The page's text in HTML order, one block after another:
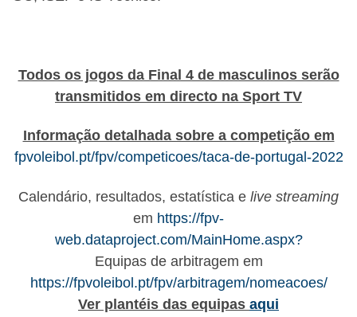
Todos os jogos da Final 4 de masculinos serão
transmitidos em directo na Sport TV
Informação detalhada sobre a competição em
fpvoleibol.pt/fpv/competicoes/taca-de-portugal-2022
Calendário, resultados, estatística e live streaming
em https://fpv-
web.dataproject.com/MainHome.aspx?
Equipas de arbitragem em
https://fpvoleibol.pt/fpv/arbitragem/nomeacoes/
Ver plantéis das equipas aqui